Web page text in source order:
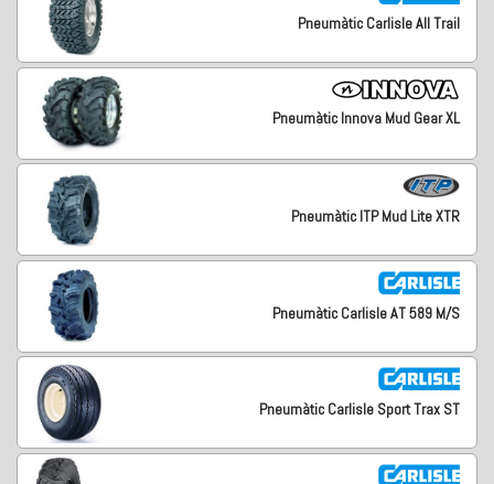
Pneumàtic Carlisle All Trail
Pneumàtic Innova Mud Gear XL
Pneumàtic ITP Mud Lite XTR
Pneumàtic Carlisle AT 589 M/S
Pneumàtic Carlisle Sport Trax ST